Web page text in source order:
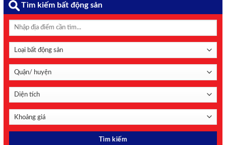
Tìm kiếm bất động sản